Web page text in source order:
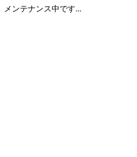
メンテナンス中です...